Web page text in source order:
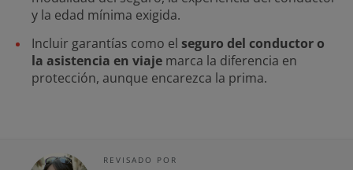
y la edad mínima exigida.
Incluir garantías como el seguro del conductor o
la asistencia en viaje marca la diferencia en
protección, aunque encarezca la prima.
REVISADO POR